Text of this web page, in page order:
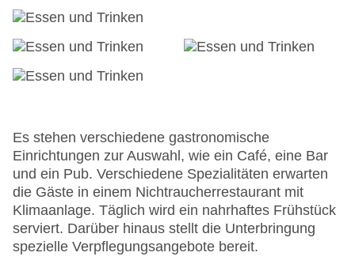
24h Rezeption
Parkplatz
Check-out bis: 00:00:00
Hoteleröffnung: 2003
Hotelsafe
WLAN/WiFi im Hotel
Letzte umfassende Renovierung: 2010
Lift
Anzahl der Aufzüge: 1
Zimmerservice
Es stehen verschiedene gastronomische
Einrichtungen zur Auswahl, wie ein Café, eine Bar
und ein Pub. Verschiedene Spezialitäten erwarten
die Gäste in einem Nichtraucherrestaurant mit
Klimaanlage. Täglich wird ein nahrhaftes Frühstück
serviert. Darüber hinaus stellt die Unterbringung
spezielle Verpflegungsangebote bereit.